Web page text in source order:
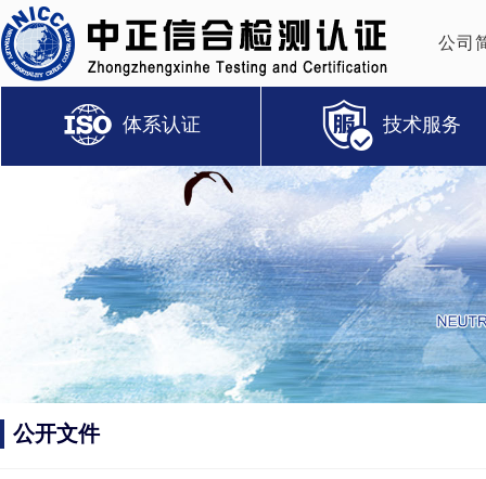
公司
体系认证 技术服务
公开文件